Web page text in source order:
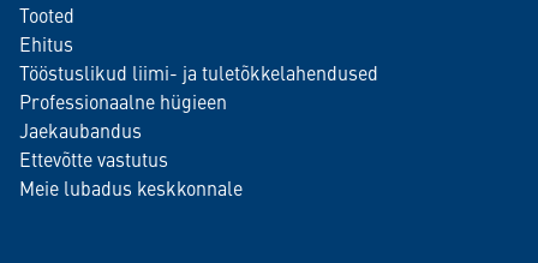
Tooted
Ehitus
Tööstuslikud liimi- ja tuletõkkelahendused
Professionaalne hügieen
Jaekaubandus
Ettevõtte vastutus
Meie lubadus keskkonnale